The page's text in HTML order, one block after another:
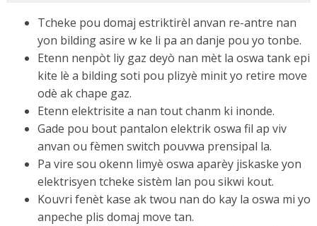
Tcheke pou domaj estriktirèl anvan re-antre nan
yon bilding asire w ke li pa an danje pou yo tonbe.
Etenn nenpòt liy gaz deyò nan mèt la oswa tank epi
kite lè a bilding soti pou plizyè minit yo retire move
odè ak chape gaz.
Etenn elektrisite a nan tout chanm ki inonde.
Gade pou bout pantalon elektrik oswa fil ap viv
anvan ou fèmen switch pouvwa prensipal la.
Pa vire sou okenn limyè oswa aparèy jiskaske yon
elektrisyen tcheke sistèm lan pou sikwi kout.
Kouvri fenèt kase ak twou nan do kay la oswa mi yo
anpeche plis domaj move tan.